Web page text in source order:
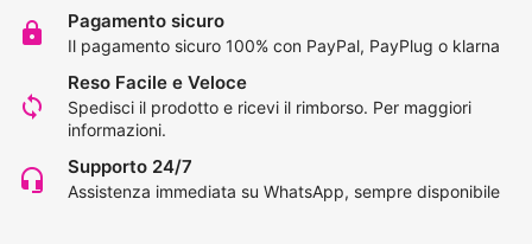
lock Pagamento sicuro
Il pagamento sicuro 100% con PayPal, PayPlug o klarna
loop
Reso Facile e Veloce
Spedisci il prodotto e ricevi il rimborso. Per maggiori
informazioni.
headset_mic Supporto 24/7
Assistenza immediata su WhatsApp, sempre disponibile